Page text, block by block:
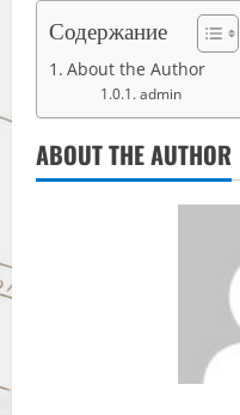
Содержание
About the Author
admin
ABOUT THE AUTHOR